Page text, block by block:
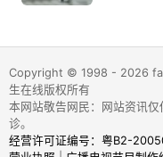
Copyright © 1998 - 2026
生在线版权所有
本网站敬告网民：网站资讯
诊。
经营许可证编号：粤B2-